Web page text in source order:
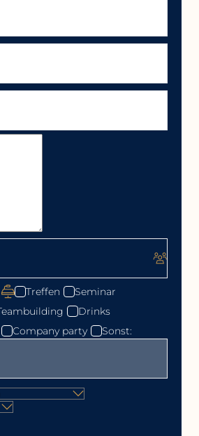
Treffen
Seminar
Drinks
Company party Sonst: